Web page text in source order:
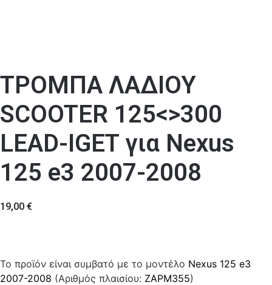
ΤΡΟΜΠΑ ΛΑΔΙΟΥ
SCOOTER 125<>300
LEAD-IGET για Nexus
125 e3 2007-2008
19,00 €
Το προϊόν είναι συμβατό με το μοντέλο Nexus 125 e3
2007-2008 (Αριθμός πλαισίου: ZAPM355)